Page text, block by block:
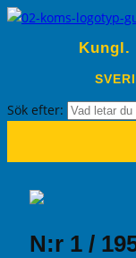
Kungl.
Sök efter:
N:r 1 /